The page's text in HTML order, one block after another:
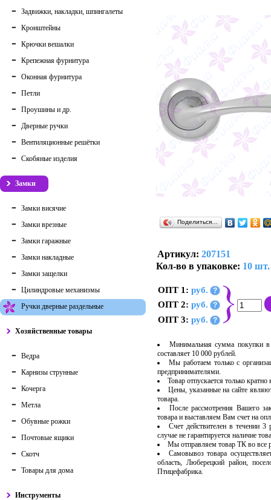
Задвижки, накладки, шпингалеты
Кронштейны
Крючки вешалки
Крепежная фурнитура
Оконная фурнитура
Петли
Проушины и др.
Дверные ручки
Вентиляционные решётки
Скобяные изделия
Замки
Замки висячие
Замки врезные
Замки гаражные
Замки накладные
Замки защелки
Цилиндровые механизмы
Ручки дверные раздельные
Хозяйственные товары
Ведра
Карнизы струнные
Кочерга
Метла
Обувные рожки
Почтовые ящики
Скотч
Товары для дома
Инструменты
Поделиться…
Артикул: 207151
Кол-во в упаковке: 10 шт.
ОПТ 1: руб. ?
ОПТ 2: руб. ?
ОПТ 3: руб. ?
Минимальная сумма покупки в
составляет 10 000 рублей.
Мы работаем только с
предпринимателями.
Товар отпускается только
Цены, указанные на сайте
товара.
После рассмотрения Вашего
товара и выставляем Вам счет на
Счет действителен в течении
случае не гарантируется наличие
Мы отправляем товар ТК во
Самовывоз товара
область, Люберецкий район,
Птицефабрика.